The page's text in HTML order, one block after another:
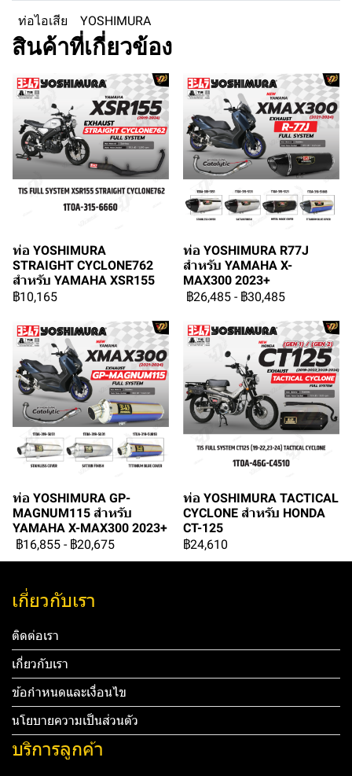
ท่อไอเสีย YOSHIMURA
สินค้าที่เกี่ยวข้อง
ท่อ YOSHIMURA
STRAIGHT CYCLONE762
สำหรับ YAMAHA XSR155
฿10,165
ท่อ YOSHIMURA R77J
สำหรับ YAMAHA X-
MAX300 2023+
฿26,485 - ฿30,485
ท่อ YOSHIMURA GP-
MAGNUM115 สำหรับ
YAMAHA X-MAX300 2023+
฿16,855 - ฿20,675
ท่อ YOSHIMURA TACTICAL
CYCLONE สำหรับ HONDA
CT-125
฿24,610
เกี่ยวกับเรา
ติดต่อเรา
เกี่ยวกับเรา
ข้อกำหนดและเงื่อนไข
นโยบายความเป็นส่วนตัว
บริการลูกค้า